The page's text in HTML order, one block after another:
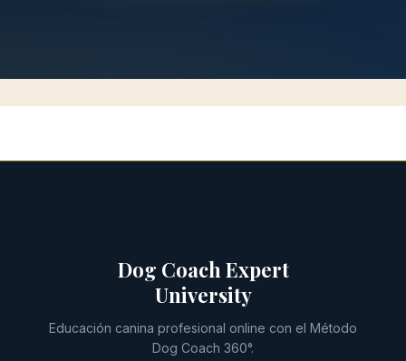
Dog Coach Expert
University
Educación canina profesional online con el Método
Dog Coach 360°.